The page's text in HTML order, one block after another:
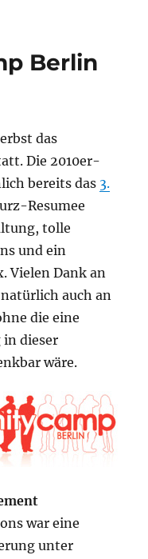
Berlin
das
Die 2010er-
bereits das 3.
Resumee
tolle
und ein
Vielen Dank an
auch an
die eine
dieser
wäre.
war eine
unter